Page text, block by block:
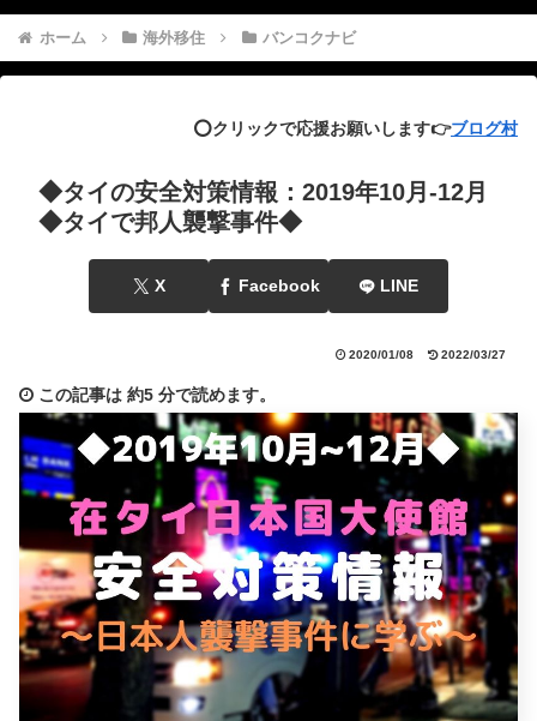
ホーム 海外移住 バンコクナビ
⭕️クリックで応援お願いします👉ブログ村
◆タイの安全対策情報：2019年10月-12月
◆タイで邦人襲撃事件◆
X Facebook LINE
2020/01/08 2022/03/27
この記事は 約5 分で読めます。